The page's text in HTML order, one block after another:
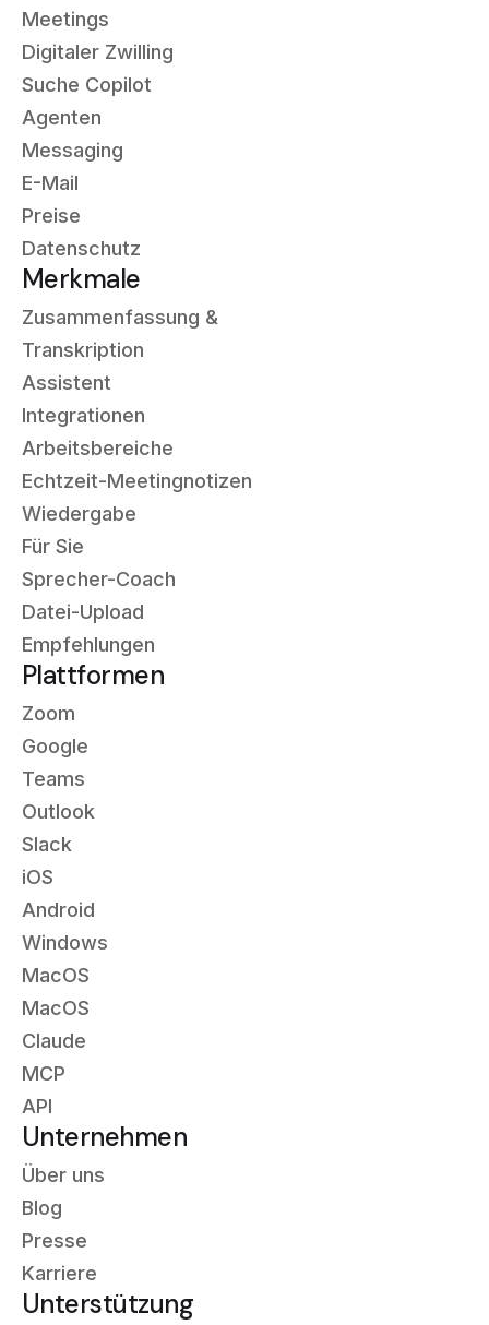
Meetings
Digitaler Zwilling
Suche Copilot
Agenten
Messaging
E-Mail
Preise
Datenschutz
Merkmale
Zusammenfassung &
Transkription
Assistent
Integrationen
Arbeitsbereiche
Echtzeit-Meetingnotizen
Wiedergabe
Für Sie
Sprecher-Coach
Datei-Upload
Empfehlungen
Plattformen
Zoom
Google
Teams
Outlook
Slack
iOS
Android
Windows
MacOS
MacOS
Claude
MCP
API
Unternehmen
Über uns
Blog
Presse
Karriere
Unterstützung